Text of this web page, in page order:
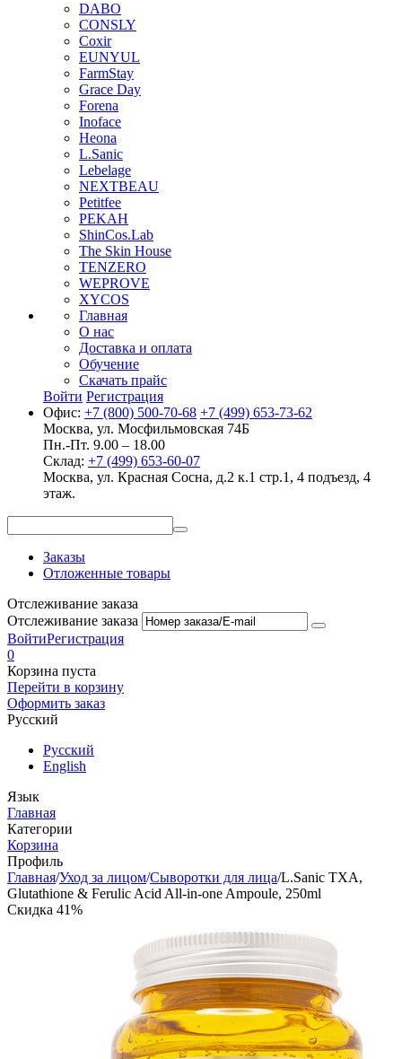
DABO
CONSLY
Coxir
EUNYUL
FarmStay
Grace Day
Forena
Inoface
Heona
L.Sanic
Lebelage
NEXTBEAU
Petitfee
PEKAH
ShinCos.Lab
The Skin House
TENZERO
WEPROVE
XYCOS
Главная
О нас
Доставка и оплата
Обучение
Скачать прайс
Войти Регистрация
Офис: +7 (800) 500-70-68 +7 (499) 653-73-62
Москва, ул. Мосфильмовская 74Б
Пн.-Пт. 9.00 – 18.00
Склад: +7 (499) 653-60-07
Москва, ул. Красная Сосна, д.2 к.1 стр.1, 4 подъезд, 4
этаж.
Заказы
Отложенные товары
Отслеживание заказа
Отслеживание заказа
ВойтиРегистрация
0
Корзина пуста
Перейти в корзину
Оформить заказ
Русский
Русский
English
Язык
Главная
Категории
Корзина
Профиль
Главная/Уход за лицом/Сыворотки для лица/L.Sanic TXA,
Glutathione & Ferulic Acid All-in-one Ampoule, 250ml
Скидка 41%